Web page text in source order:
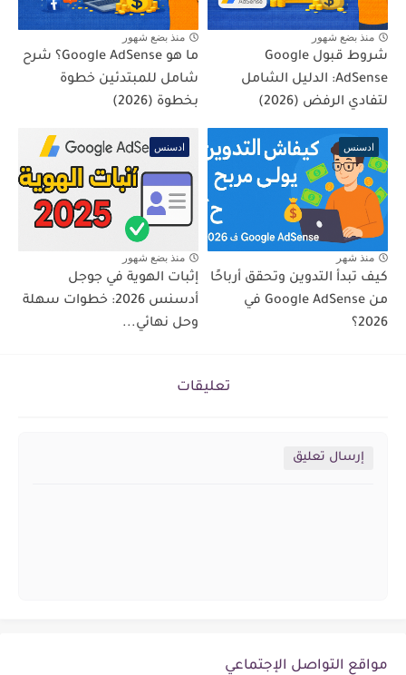
منذ بضع شهور
شروط قبول Google
AdSense: الدليل الشامل
لتفادي الرفض (2026)
منذ بضع شهور
ما هو Google AdSense؟ شرح
شامل للمبتدئين خطوة
بخطوة (2026)
ادسنس
منذ شهر
كيف تبدأ التدوين وتحقق أرباحًا
من Google AdSense في
2026؟
ادسنس
منذ بضع شهور
إثبات الهوية في جوجل
أدسنس 2026: خطوات سهلة
وحل نهائي...
تعليقات
إرسال تعليق
مواقع التواصل الإجتماعي